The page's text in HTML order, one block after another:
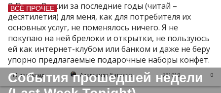
ВСЁ ПРОЧЕЕ
В Почте России за последние годы (читай –
десятилетия) для меня, как для потребителя их
основных услуг, не поменялось ничего. Я не
покупаю на ней брелоки и открытки, не пользуюсь
ей как интернет-клубом или банком и даже не беру
упорно предлагаемые подарочные наборы конфет.
11 лет назад Александр Батолло 291010 0
События прошедшей недели